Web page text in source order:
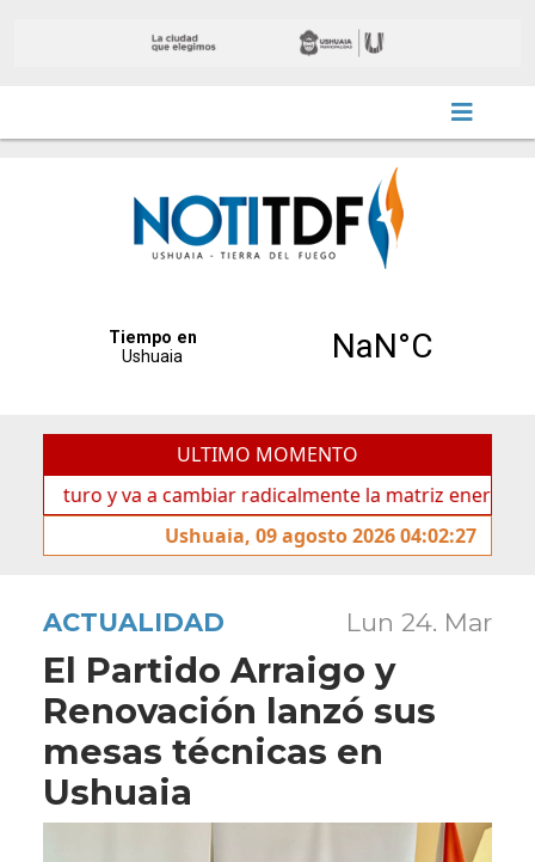
ULTIMO MOMENTO
y va a cambiar radicalmente la matriz energética de
Ushuaia, 09 agosto 2026 04:02:27
ACTUALIDAD Lun 24. Mar
El Partido Arraigo y
Renovación lanzó sus
mesas técnicas en
Ushuaia